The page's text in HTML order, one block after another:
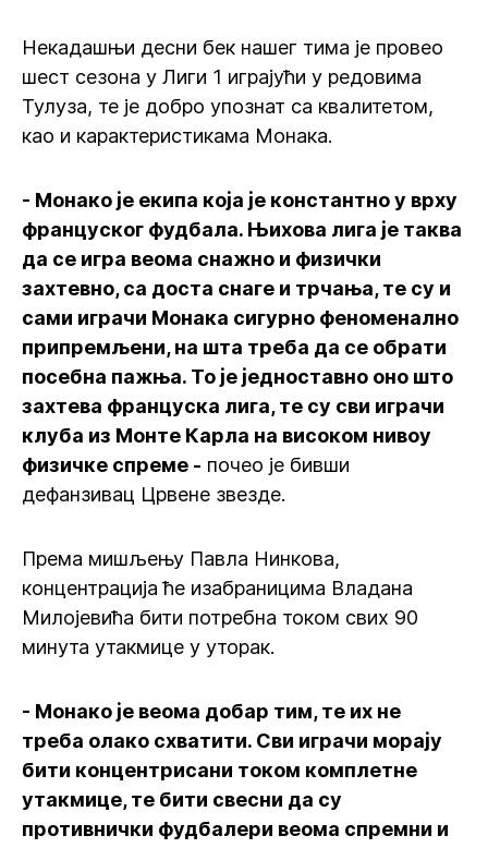
Некадашњи десни бек нашег тима је провео
шест сезона у Лиги 1 играјући у редовима
Тулуза, те је добро упознат са квалитетом,
као и карактеристикама Монака.
- Монако је екипа која је константно у врху
француског фудбала. Њихова лига је таква
да се игра веома снажно и физички
захтевно, са доста снаге и трчања, те су и
сами играчи Монака сигурно феноменално
припремљени, на шта треба да се обрати
посебна пажња. То је једноставно оно што
захтева француска лига, те су сви играчи
клуба из Монте Карла на високом нивоу
физичке спреме - почео је бивши
дефанзивац Црвене звезде.
Према мишљењу Павла Нинкова,
концентрација ће изабраницима Владана
Милојевића бити потребна током свих 90
минута утакмице у уторак.
- Монако је веома добар тим, те их не
треба олако схватити. Сви играчи морају
бити концентрисани током комплетне
утакмице, те бити свесни да су
противнички фудбалери веома спремни и